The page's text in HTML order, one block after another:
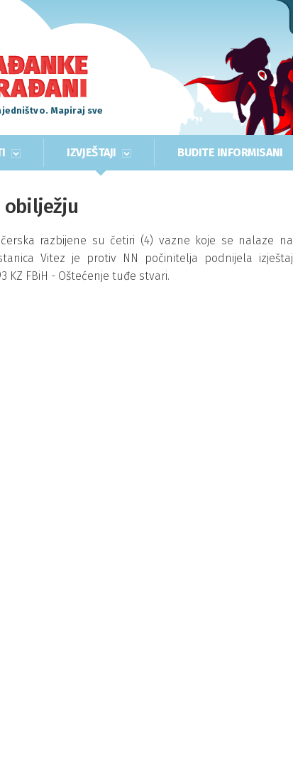
Mapiraj sve
IZVJEŠTAJI BUDITE INFORMISANI
obilježju
razbijene su četiri (4) vazne koje se nalaze na
Vitez je protiv NN počinitelja podnijela izještaj
FBiH - Oštećenje tuđe stvari.